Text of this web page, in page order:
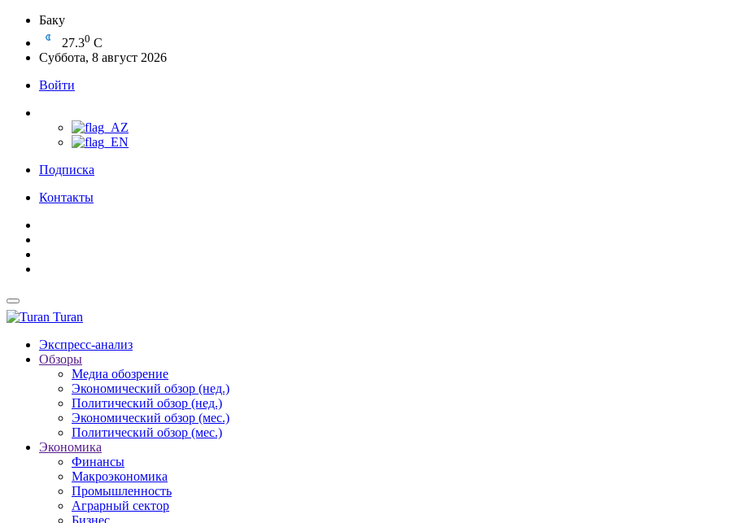
Баку
27.30 C
Суббота, 8 август 2026
Войти
Подписка
Контакты
Turan
Экспресс-анализ
Обзоры
Медиа обозрение
Экономический обзор (нед.)
Политический обзор (нед.)
Экономический обзор (мес.)
Политический обзор (мес.)
Экономика
Финансы
Макроэкономика
Промышленность
Аграрный сектор
Бизнес